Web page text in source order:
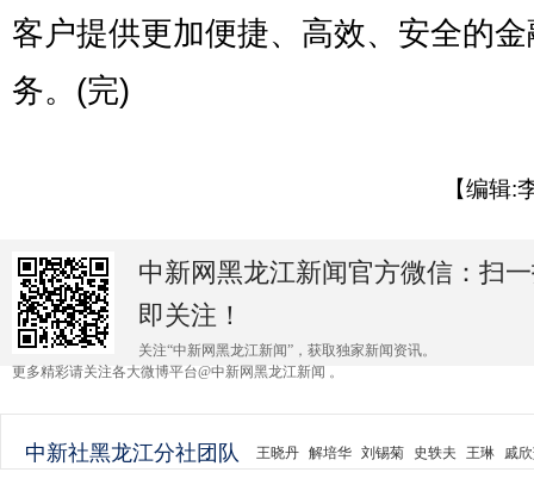
客户提供更加便捷、高效、安全的
务。(完)
【编辑:
中新网黑龙江新闻官方微信：扫
即关注！
关注“中新网黑龙江新闻”，获取独家新闻资讯。
更多精彩请关注各大微博平台@中新网黑龙江新闻 。
中新社黑龙江分社团队 王晓丹 解培华 刘锡菊 史轶夫 王琳 戚